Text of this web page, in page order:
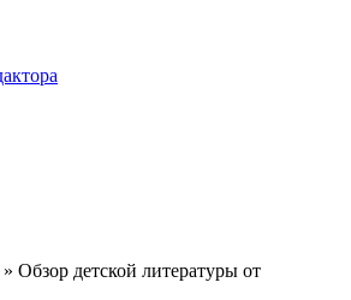
» Обзор детской литературы от